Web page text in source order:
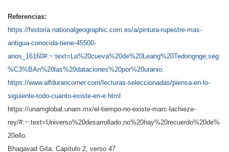
Referencias:
https://historia.nationalgeographic.com.es/a/pintura-rupestre-mas-
antigua-conocida-tiene-45500-
anos_16160#:~:text=La%20cueva%20de%20Leang%20Tedongnge,seg
%C3%BAn%20las%20dataciones%20por%20uranio.
https://www.alfdurancorner.com/lecturas-seleccionadas/piensa-en-lo-
siguiente-todo-cuanto-existe-en-e.html
https://unamglobal.unam.mx/el-tiempo-no-existe-marc-lachieze-
rey/#:~:text=Universo%20desarrollado,no%20hay%20recuerdo%20de%
20ello.
Bhagavad Gita. Capítulo 2, verso 47